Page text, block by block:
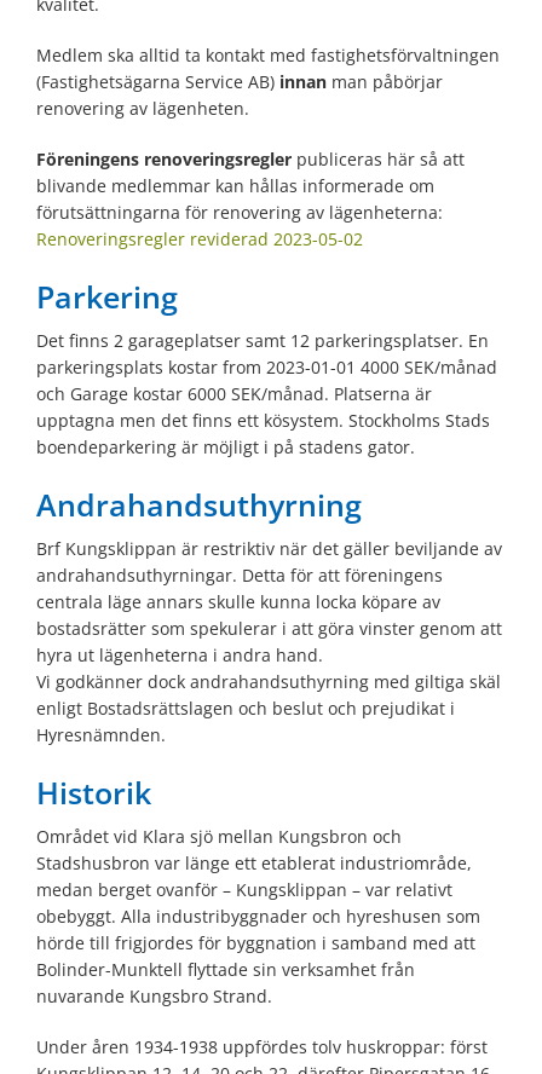
Medlem ska alltid ta kontakt med fastighetsförvaltningen
(Fastighetsägarna Service AB) innan man påbörjar
renovering av lägenheten.
Föreningens renoveringsregler publiceras här så att
blivande medlemmar kan hållas informerade om
förutsättningarna för renovering av lägenheterna:
Renoveringsregler reviderad 2023-05-02
Parkering
Det finns 2 garageplatser samt 12 parkeringsplatser. En
parkeringsplats kostar from 2023-01-01 4000 SEK/månad
och Garage kostar 6000 SEK/månad. Platserna är
upptagna men det finns ett kösystem. Stockholms Stads
boendeparkering är möjligt i på stadens gator.
Andrahandsuthyrning
Brf Kungsklippan är restriktiv när det gäller beviljande av
andrahandsuthyrningar. Detta för att föreningens
centrala läge annars skulle kunna locka köpare av
bostadsrätter som spekulerar i att göra vinster genom att
hyra ut lägenheterna i andra hand.
Vi godkänner dock andrahandsuthyrning med giltiga skäl
enligt Bostadsrättslagen och beslut och prejudikat i
Hyresnämnden.
Historik
Området vid Klara sjö mellan Kungsbron och
Stadshusbron var länge ett etablerat industriområde,
medan berget ovanför – Kungsklippan – var relativt
obebyggt. Alla industribyggnader och hyreshusen som
hörde till frigjordes för byggnation i samband med att
Bolinder-Munktell flyttade sin verksamhet från
nuvarande Kungsbro Strand.
Under åren 1934-1938 uppfördes tolv huskroppar: först